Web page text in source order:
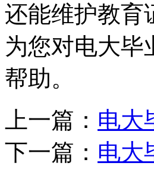
还能维护教育
为您对电大毕
帮助。
上一篇： 电大
下一篇： 电大